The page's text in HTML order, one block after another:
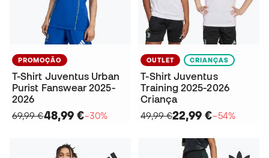
PROMOÇÃO
T-Shirt Juventus Urban
Purist Fanswear 2025-
2026
69,99 €48,99 €−30%
OUTLET CRIANÇAS
T-Shirt Juventus
Training 2025-2026
Criança
49,99 €22,99 €−54%